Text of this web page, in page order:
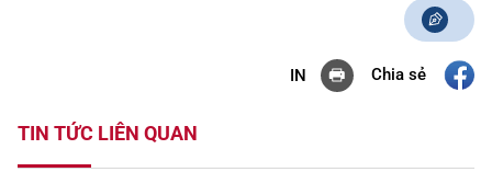
IN Chia sẻ
TIN TỨC LIÊN QUAN